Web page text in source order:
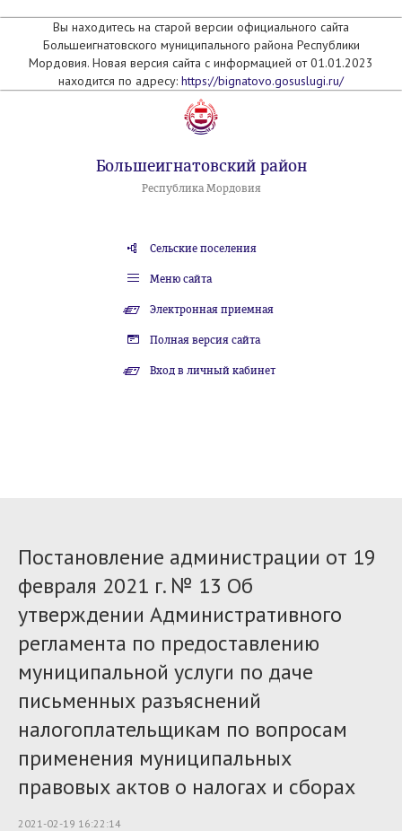
Вы находитесь на старой версии официального сайта
Большеигнатовского муниципального района Республики
Мордовия. Новая версия сайта с информацией от 01.01.2023
находится по адресу: https://bignatovo.gosuslugi.ru/
Большеигнатовский район
Республика Мордовия
Сельские поселения
Меню сайта
Электронная приемная
Полная версия сайта
Вход в личный кабинет
Постановление администрации от 19
февраля 2021 г. № 13 Об
утверждении Административного
регламента по предоставлению
муниципальной услуги по даче
письменных разъяснений
налогоплательщикам по вопросам
применения муниципальных
правовых актов о налогах и сборах
2021-02-19 16:22:14